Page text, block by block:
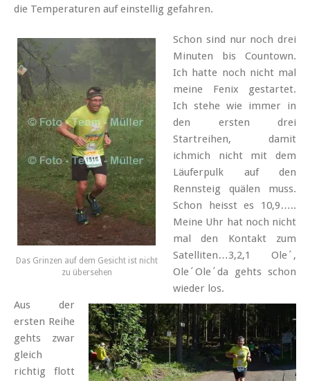
die Temperaturen auf einstellig gefahren.
Das Grinzen auf dem Gesicht ist nicht
zu übersehen
Schon sind nur noch drei
Minuten bis Countown.
Ich hatte noch nicht mal
meine Fenix gestartet.
Ich stehe wie immer in
den ersten drei
Startreihen, damit
ichmich nicht mit dem
Läuferpulk auf den
Rennsteig quälen muss.
Schon heisst es 10,9…..
Meine Uhr hat noch nicht
mal den Kontakt zum
Satelliten…3,2,1 Ole´,
Ole´Ole´da gehts schon
wieder los.
Aus der
ersten Reihe
gehts zwar
gleich
richtig flott